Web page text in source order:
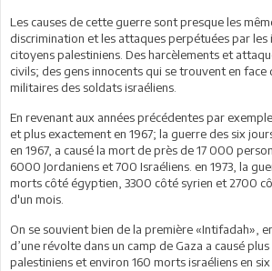
Les causes de cette guerre sont presque les
discrimination et les attaques perpétuées par les
citoyens palestiniens. Des harcèlements et
civils; des gens innocents qui se trouvent en
militaires des soldats israéliens.
En revenant aux années précédentes par
et plus exactement en 1967; la guerre des six
en 1967, a causé la mort de près de 17 000
6000 Jordaniens et 700 Israéliens. en 1973, la
morts côté égyptien, 3300 côté syrien et 2700
d'un mois.
On se souvient bien de la première «Intifadah»,
d’une révolte dans un camp de Gaza a causé
palestiniens et environ 160 morts israéliens en six